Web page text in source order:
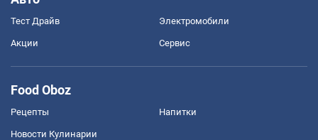
Тест Драйв Электромобили
Акции Сервис
Food Oboz
Рецепты Напитки
Новости Кулинарии